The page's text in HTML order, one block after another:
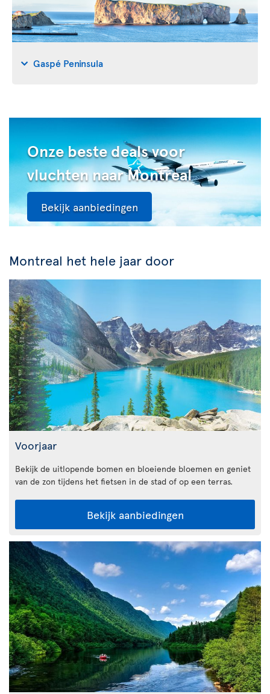
Gaspé Peninsula
Onze beste deals voor
vluchten naar Montreal
Bekijk aanbiedingen
Montreal het hele jaar door
Voorjaar
Bekijk de uitlopende bomen en bloeiende bloemen en geniet
van de zon tijdens het fietsen in de stad of op een terras.
Bekijk aanbiedingen